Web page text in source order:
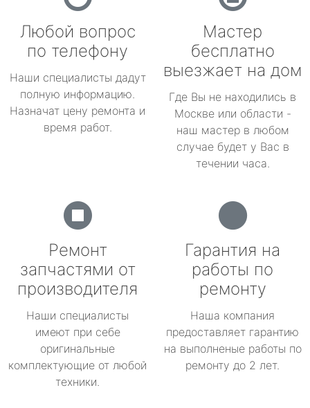
Любой вопрос
по телефону
Наши специалисты дадут
полную информацию.
Назначат цену ремонта и
время работ.
Мастер
бесплатно
выезжает на дом
Где Вы не находились в
Москве или области -
наш мастер в любом
случае будет у Вас в
течении часа.
Ремонт
запчастями от
производителя
Наши специалисты
имеют при себе
оригинальные
комплектующие от любой
техники.
Гарантия на
работы по
ремонту
Наша компания
предоставляет гарантию
на выполненые работы по
ремонту до 2 лет.